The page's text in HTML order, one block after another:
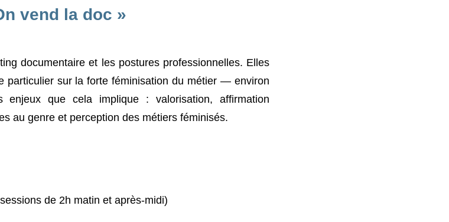
vend la doc »
documentaire et les postures professionnelles. Elles
particulier sur la forte féminisation du métier — environ
que cela implique : valorisation, affirmation
au genre et perception des métiers féminisés.
de 2h matin et après-midi)